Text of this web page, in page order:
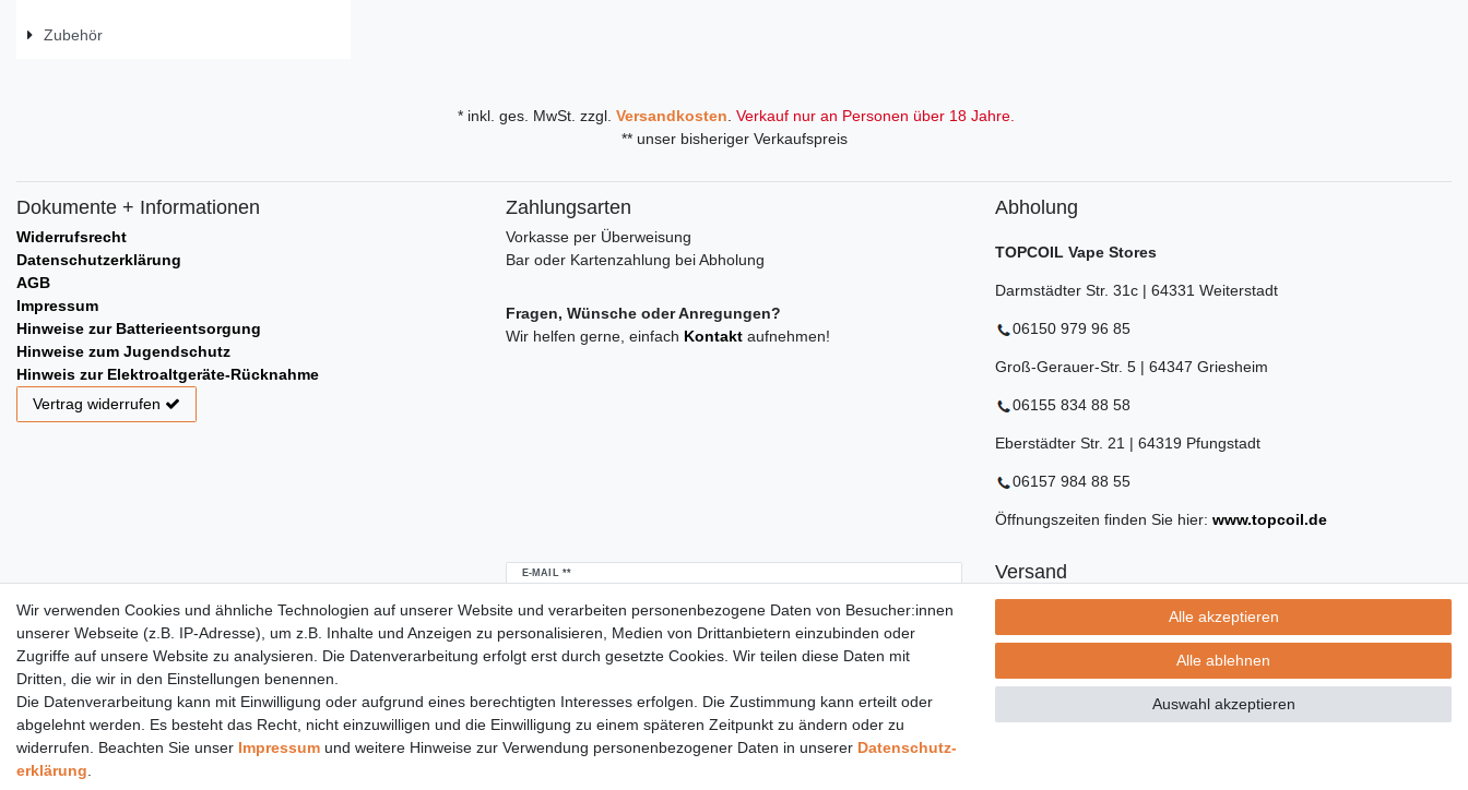
Zubehör
* inkl. ges. MwSt. zzgl. Versandkosten Verkauf nur an Personen über 18 Jahre.
** unser bisheriger Verkaufspreis
Dokumente + Informationen
Widerrufsrecht
Datenschutzerklärung
AGB
Impressum
Hinweise zur Batterieentsorgung
Hinweise zum Jugendschutz
Hinweis zur Elektroaltgeräte-Rücknahme
Vertrag widerrufen
Zahlungsarten
Vorkasse per Überweisung
Bar oder Kartenzahlung bei Abholung
Fragen, Wünsche oder Anregungen?
Wir helfen gerne, einfach Kontakt aufnehmen!
Abholung
TOPCOIL Vape Stores
Darmstädter Str. 31c | 64331 Weiterstadt
06150 979 96 85
Groß-Gerauer-Str. 5 | 64347 Griesheim
06155 834 88 58
Eberstädter Str. 21 | 64319 Pfungstadt
06157 984 88 55
Öffnungszeiten finden Sie hier: www.topcoil.de
E-MAIL **
Newsletter
Hiermit bestätige ich, dass ich dieDaten­schutz­erklärunggelesen habe.
Meine Einwilligung kann ich jederzeit widerrufen.**
Abonnieren
** Hierbei handelt es sich um ein Pflichtfeld.
Versand
Versandinformation
- kostenfrei ab 39€ Warenwert
- nur innerhalb Deutschlands
Wir verwenden Cookies und ähnliche Technologien auf unserer Website und verarbeiten personenbezogene Daten von Besucher:innen
unserer Webseite (z.B. IP-Adresse), um z.B. Inhalte und Anzeigen zu personalisieren, Medien von Drittanbietern einzubinden oder
Zugriffe auf unsere Website zu analysieren. Die Datenverarbeitung erfolgt erst durch gesetzte Cookies. Wir teilen diese Daten mit
Dritten, die wir in den Einstellungen benennen.
Die Datenverarbeitung kann mit Einwilligung oder aufgrund eines berechtigten Interesses erfolgen. Die Zustimmung kann erteilt oder
abgelehnt werden. Es besteht das Recht, nicht einzuwilligen und die Einwilligung zu einem späteren Zeitpunkt zu ändern oder zu
widerrufen. Beachten Sie unser Impressum und weitere Hinweise zur Verwendung personenbezogener Daten in unserer Daten­schutz­
erklärung
Alle akzeptieren
Alle ablehnen
Auswahl akzeptieren